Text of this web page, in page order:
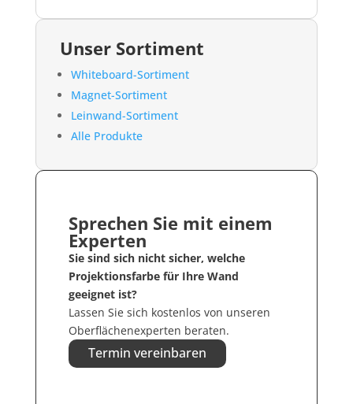
Unser Sortiment
Whiteboard-Sortiment
Magnet-Sortiment
Leinwand-Sortiment
Alle Produkte
Sprechen Sie mit einem
Experten
Sie sind sich nicht sicher, welche
Projektionsfarbe für Ihre Wand
geeignet ist?
Lassen Sie sich kostenlos von unseren
Oberflächenexperten beraten.
Termin vereinbaren